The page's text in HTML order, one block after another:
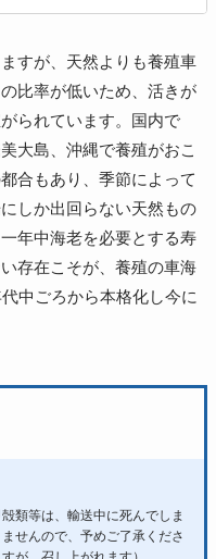
すが、天然よりも養殖車
比率が低いため、活きが
られています。国内で
大島、沖縄で養殖がおこ
合もあり、季節によって
しか出回らない天然もの
年中海老を必要とする寿
存在こそが、養殖の車海
中ごろから本格化し今に
類等は、輸送中に死んでしま
せんので、予めご了承くださ